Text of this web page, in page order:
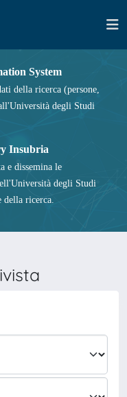
System
della ricerca (persone,
degli Studi
Insubria
e dissemina le
degli Studi
della ricerca.